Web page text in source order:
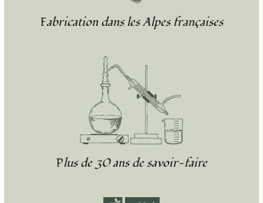
Fabrication dans les Alpes françaises
Plus de 30 ans de savoir-faire